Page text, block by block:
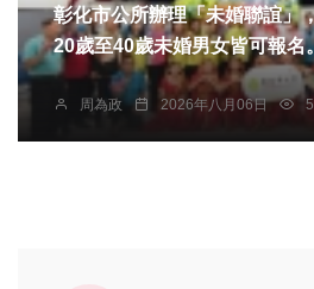
彰化市公所辦理「未婚聯誼」
20歲至40歲未婚男女皆可報名
周為政 2026年八月06日